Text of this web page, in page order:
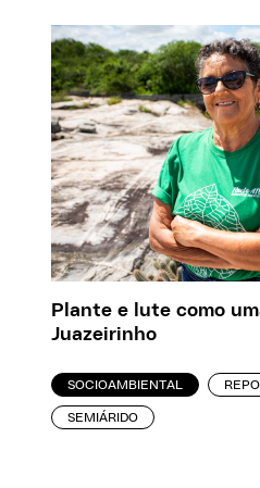
Plante e lute como
Juazeirinho
SOCIOAMBIENTAL
SEMIÁRIDO